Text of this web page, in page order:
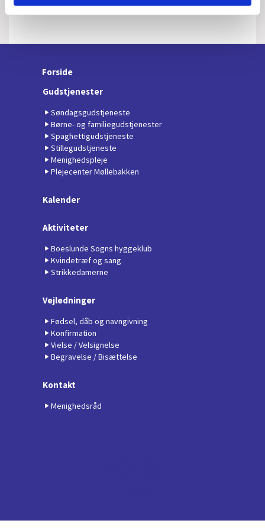
Forside
Gudstjenester
Søndagsgudstjeneste
Børne- og familiegudstjenester
Spaghettigudstjeneste
Stillegudstjeneste
Menighedspleje
Plejecenter Møllebakken
Kalender
Aktiviteter
Boeslunde Sogns hyggeklub
Kvindetræf og sang
Strikkedamerne
Vejledninger
Fødsel, dåb og navngivning
Konfirmation
Vielse / Velsignelse
Begravelse / Bisættelse
Kontakt
Menighedsråd